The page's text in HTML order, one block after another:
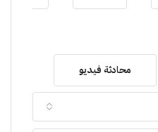
محادثة فيديو